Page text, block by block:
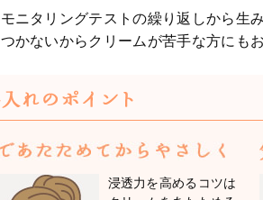
モニタリングテストの繰り返しから生
つかないからクリームが苦手な方にも
浸透力を高めるコツは